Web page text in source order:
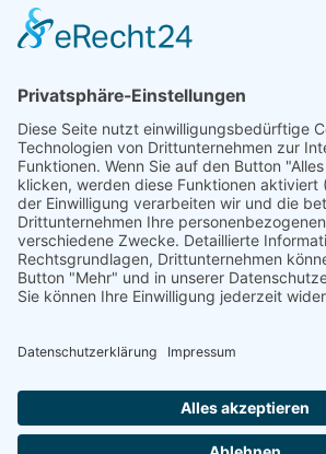
Ibanez News
Jackson News
Korg News
Roland Neuheiten
Sennheiser Neuheiten
Yamaha News
Musikhaus in Erfurt
Werkstatt & Service
Anfahrt
E-Mail Kontakt
Links
Jobangebote
Downloads
Information & FAQs
Zahlungen
Ratenkauf
Widerrufsbelehrung